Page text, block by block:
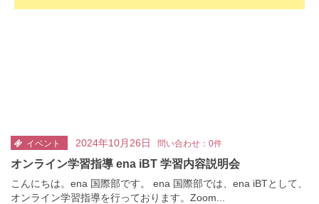
イベント 2024年10月26日 問い合わせ：0件
オンライン学習指導 ena iBT 学習内容説明会
こんにちは。ena 国際部です。 ena 国際部では、ena iBTとして、
オンライン学習指導を行っております。Zoom...